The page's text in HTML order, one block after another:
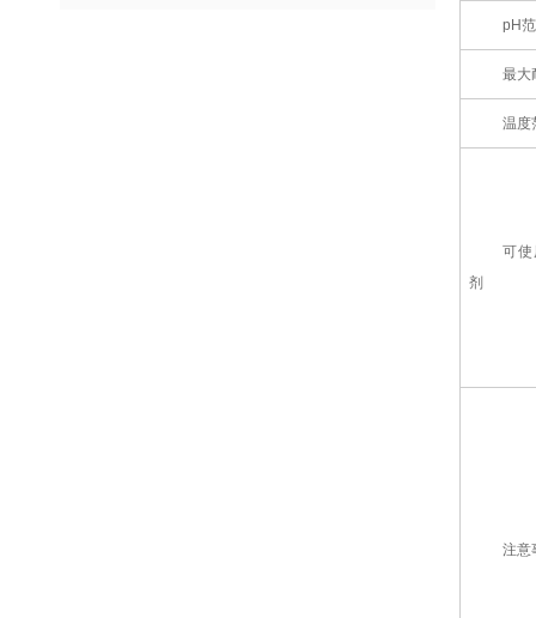
pH
最大
温度
可使
剂
注意